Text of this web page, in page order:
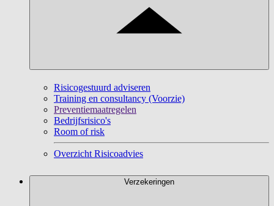
Risicogestuurd adviseren
Training en consultancy (Voorzie)
Preventiemaatregelen
Bedrijfsrisico's
Room of risk
Overzicht Risicoadvies
Verzekeringen